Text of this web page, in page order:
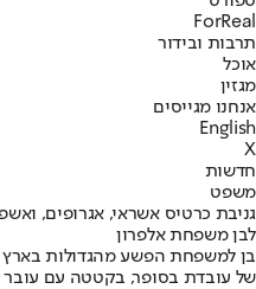
ForReal
תרבות ובידור
אוכל
מגזין
אנחנו מגייסים
English
X
חדשות
משפט
גניבת כרטיס אשראי, אגרופים,
לבן משפחת אלפרון
בן למשפחת הפשע מהגדולות
של עובדת בסופר, בקטטה עם